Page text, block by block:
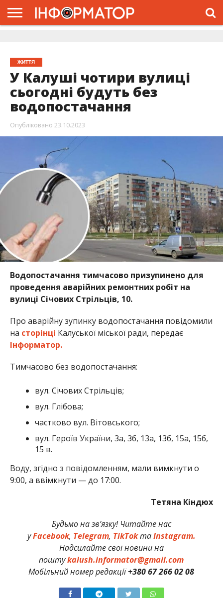
ЖИТТЯ
У Калуші чотири вулиці
сьогодні будуть без
водопостачання
Опубліковано 23.10.2023
Водопостачання тимчасово призупинено для
проведення аварійних ремонтних робіт на
вулиці Січових Стрільців, 10.
Про аварійну зупинку водопостачання повідомили
на сторінці Калуської міської ради, передає
Інформатор.
Тимчасово без водопостачання:
вул. Січових Стрільців;
вул. Глібова;
частково вул. Вітовського;
вул. Героїв України, 3а, 3б, 13а, 13б, 15а, 15б,
15 в.
Воду, згідно з повідомленням, мали вимкнути о
9:00, а ввімкнути — до 17:00.
Тетяна Кіндюх
Будьмо на зв’язку! Читайте нас
уFacebook, Telegram, TikTokтаInstagram.
Надсилайте свої новини на
поштуkalush.informator@gmail.com
Мобільний номер редакції+380 67 266 02 08